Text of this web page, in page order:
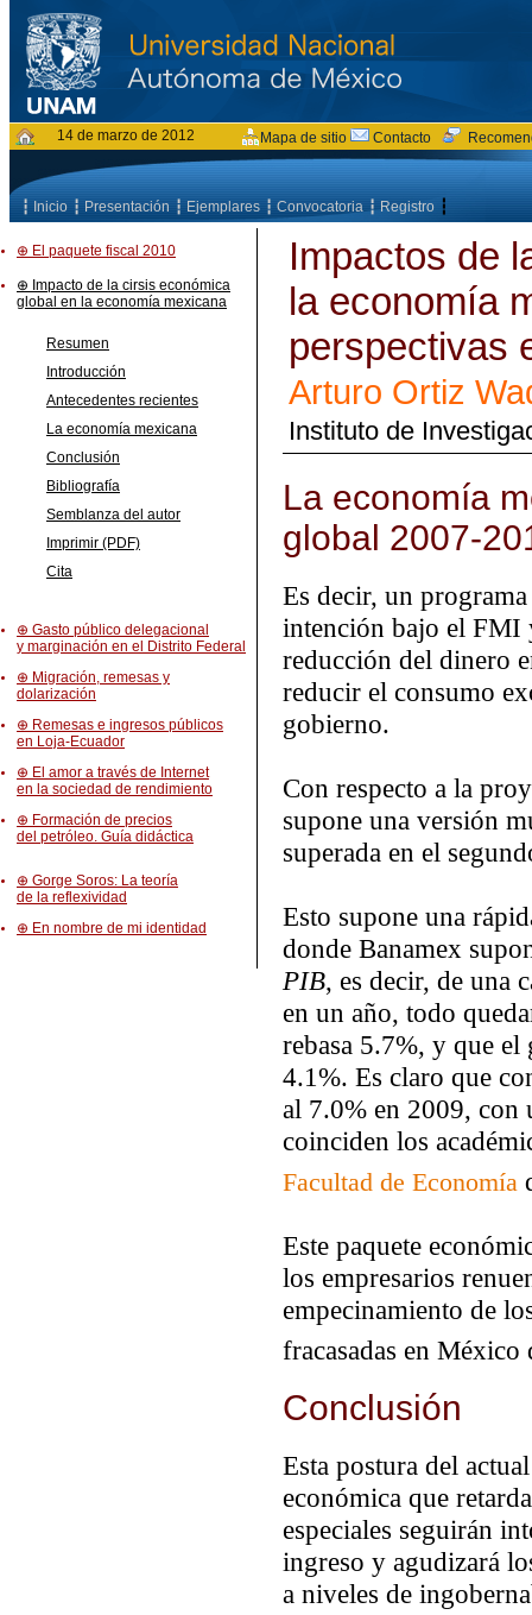
14 de marzo de 2012 Mapa de sitio Contacto
┇ Inicio ┇ Presentación ┇ Ejemplares ┇ Convocatoria ┇ Registro ┇
⊕ El paquete fiscal 2010
⊕ Impacto de la cirsis económica
global en la economía mexicana
Resumen
Introducción
Antecedentes recientes
La economía mexicana
Conclusión
Bibliografía
Semblanza del autor
Imprimir (PDF)
Cita
⊕ Gasto público delegacional
y marginación en el Distrito Federal
⊕ Migración, remesas y
dolarización
⊕ Remesas e ingresos públicos
en Loja-Ecuador
⊕ El amor a través de Internet
en la sociedad de rendimiento
⊕ Formación de precios
del petróleo. Guía didáctica
⊕ Gorge Soros: La teoría
de la reflexividad
⊕ En nombre de mi identidad
Impactos de
la economía
perspectivas
Arturo Ortiz
Instituto de
La economía
global 2007-
Es decir, un
intención bajo el FMI
reducción del dinero
reducir el consumo
gobierno.
Con respecto a la
supone una versión
superada en el
Esto supone una
donde Banamex
PIB, es decir, de una
en un año, todo
rebasa 5.7%, y que
4.1%. Es claro que
al 7.0% en 2009, con
coinciden los
Facultad de Economía
Este paquete
los empresarios
empecinamiento de
fracasadas en
Conclusión
Esta postura del
económica que
especiales seguirán
ingreso y agudizará
a niveles de